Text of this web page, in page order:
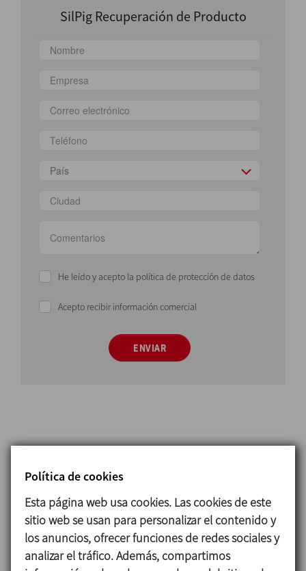
SilPig Recuperación de Producto
País
He leído y acepto la política de protección de datos
Acepto recibir información comercial
ENVIAR
Principio de funcionamiento
El sistema SILPIG está compuesto por una estación
de envío, otra de recepción, el PIG, dos detectores
de posición,
cuatro válvulas mariposa A480 y dos
válvulas INNOVA K.
Se inicia el proceso situando el PIG en la posición de
Política de cookies
Esta página web usa cookies. Las cookies de este
sitio web se usan para personalizar el contenido y
los anuncios, ofrecer funciones de redes sociales y
analizar el tráfico. Además, compartimos